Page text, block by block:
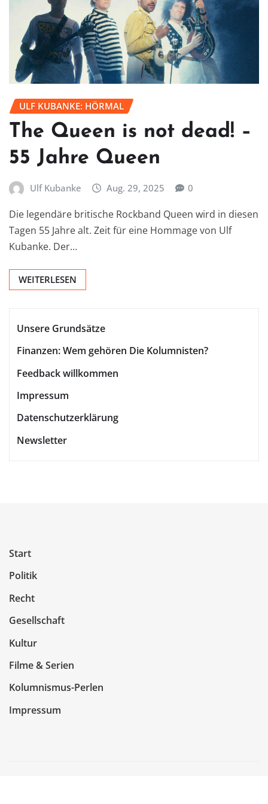
ULF KUBANKE: HÖRMAL
The Queen is not dead! –
55 Jahre Queen
Ulf Kubanke Aug. 29, 2025 0
Die legendäre britische Rockband Queen wird in diesen
Tagen 55 Jahre alt. Zeit für eine Hommage von Ulf
Kubanke. Der…
WEITERLESEN
Unsere Grundsätze
Finanzen: Wem gehören Die Kolumnisten?
Feedback willkommen
Impressum
Datenschutzerklärung
Newsletter
Start
Politik
Recht
Gesellschaft
Kultur
Filme & Serien
Kolumnismus-Perlen
Impressum